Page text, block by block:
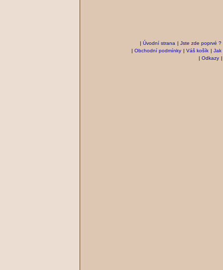
| Úvodní strana | Jste zde poprvé ?
| Obchodní podmínky | Váš košík | Jak
| Odkazy